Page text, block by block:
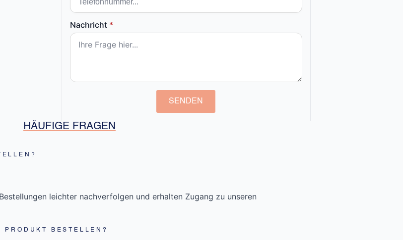
Nachricht *
SENDEN
HÄUFIGE FRAGEN
leichter nachverfolgen und erhalten Zugang zu unseren
BESTELLEN?